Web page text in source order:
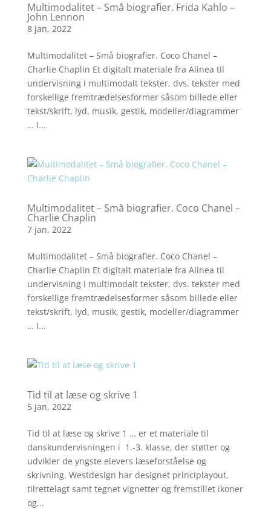
Multimodalitet – Små biografier. Frida Kahlo –
John Lennon
8 jan, 2022
Multimodalitet – Små biografier. Coco Chanel –
Charlie Chaplin Et digitalt materiale fra Alinea til
undervisning i multimodalt tekster, dvs. tekster med
forskellige fremtrædelsesformer såsom billede eller
tekst/skrift, lyd, musik, gestik, modeller/diagrammer
… I...
Multimodalitet – Små biografier. Coco Chanel –
Charlie Chaplin
7 jan, 2022
Multimodalitet – Små biografier. Coco Chanel –
Charlie Chaplin Et digitalt materiale fra Alinea til
undervisning i multimodalt tekster, dvs. tekster med
forskellige fremtrædelsesformer såsom billede eller
tekst/skrift, lyd, musik, gestik, modeller/diagrammer
… I...
Tid til at læse og skrive 1
5 jan, 2022
Tid til at læse og skrive 1 … er et materiale til
danskundervisningen i 1.-3. klasse, der støtter og
udvikler de yngste elevers læseforståelse og
skrivning. Westdesign har designet principlayout,
tilrettelagt samt tegnet vignetter og fremstillet ikoner
og...